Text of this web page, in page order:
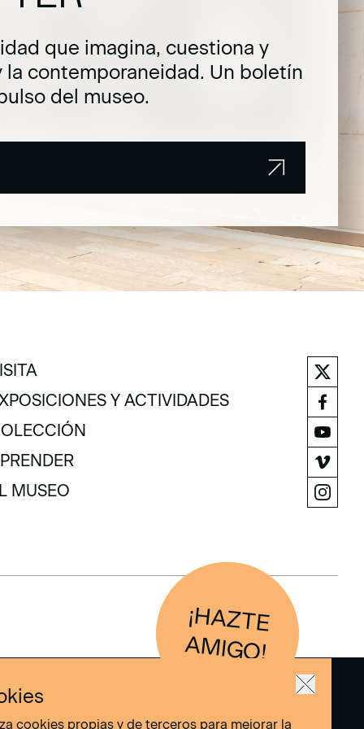
que imagina, cuestiona y
la contemporaneidad. Un boletín
del museo.
Y ACTIVIDADES
Y ACTIVIDADES
MUSEO
¡H
AZTE
AM
IG
O
!
cookies propias y de terceros para mejorar la